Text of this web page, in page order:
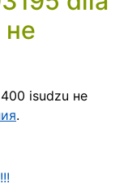
isudzu не
.